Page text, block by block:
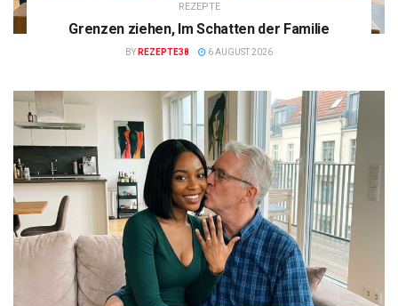
REZEPTE
Grenzen ziehen, Im Schatten der Familie
BY REZEPTE38 6 AUGUST 2026